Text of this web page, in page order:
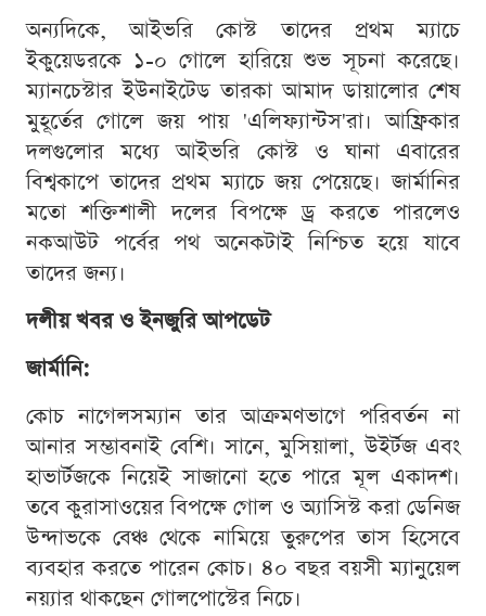
অন্যদিকে, আইভরি কোস্ট তাদের প্রথম ম্যাচে
ইকুয়েডরকে ১-০ গোলে হারিয়ে শুভ সূচনা করেছে।
ম্যানচেস্টার ইউনাইটেড তারকা আমাদ ডায়ালোর শেষ
মুহূর্তের গোলে জয় পায় 'এলিফ্যান্টস'রা। আফ্রিকার
দলগুলোর মধ্যে আইভরি কোস্ট ও ঘানা এবারের
বিশ্বকাপে তাদের প্রথম ম্যাচে জয় পেয়েছে। জার্মানির
মতো শক্তিশালী দলের বিপক্ষে ড্র করতে পারলেও
নকআউট পর্বের পথ অনেকটাই নিশ্চিত হয়ে যাবে
তাদের জন্য।
দলীয় খবর ও ইনজুরি আপডেট
জার্মানি:
কোচ নাগেলসম্যান তার আক্রমণভাগে পরিবর্তন না
আনার সম্ভাবনাই বেশি। সানে, মুসিয়ালা, উইর্টজ এবং
হাভার্টজকে নিয়েই সাজানো হতে পারে মূল একাদশ।
তবে কুরাসাওয়ের বিপক্ষে গোল ও অ্যাসিস্ট করা ডেনিজ
উন্দাভকে বেঞ্চ থেকে নামিয়ে তুরুপের তাস হিসেবে
ব্যবহার করতে পারেন কোচ। ৪০ বছর বয়সী ম্যানুয়েল
নয়্যার থাকছেন গোলপোস্টের নিচে।